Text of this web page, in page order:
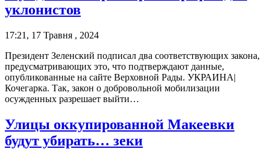
уклонистов
17:21, 17 Травня , 2024
Президент Зеленский подписал два соответствующих закона,
предусматривающих это, что подтверждают данные,
опубликованные на сайте Верховной Рады. УКРАИНА|
Кочегарка. Так, закон о добровольной мобилизации
осужденных разрешает выйти…
Улицы оккупированной Макеевки
будут убирать… зеки